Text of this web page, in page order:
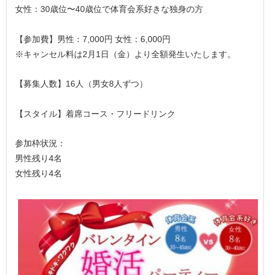
女性：30歳位〜40歳位で体育会系好きな独身の方
【参加費】男性：7,000円 女性：6,000円
※キャンセル料は2月1日（金）より全額発生いたします。
【募集人数】16人（男女8人ずつ）
【スタイル】着席コース・フリードリンク
参加枠状況：
男性残り4名
女性残り4名